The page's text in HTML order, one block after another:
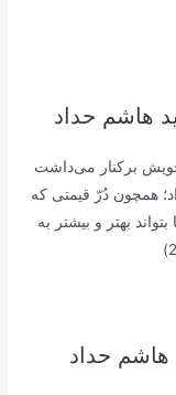
هاشم حداد
برکنار می‌داشت
همچون دُرّ قیمتی که
بهتر و بیشتر به
هاشم حداد